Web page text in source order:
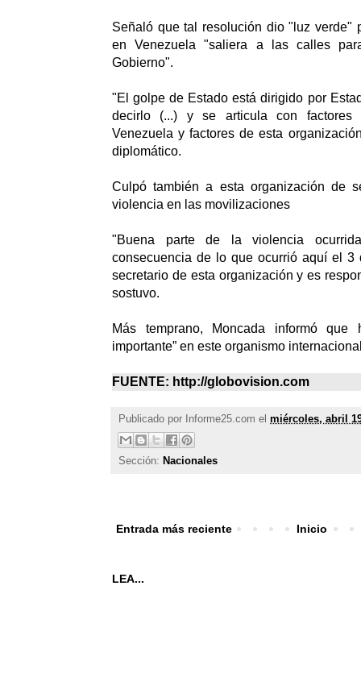
Señaló que tal resolución dio "luz verde"
en Venezuela "saliera a las calles
Gobierno".
"El golpe de Estado está dirigido por
decirlo (...) y se articula con
Venezuela y factores de esta
diplomático.
Culpó también a esta organización de
violencia en las movilizaciones
"Buena parte de la violencia
consecuencia de lo que ocurrió aquí el 3
secretario de esta organización y es
sostuvo.
Más temprano, Moncada informó que
importante” en este organismo
FUENTE: http://globovision.com
Publicado por Informe25.com el miércoles, abril
Sección: Nacionales
Entrada más reciente Inicio
LEA...